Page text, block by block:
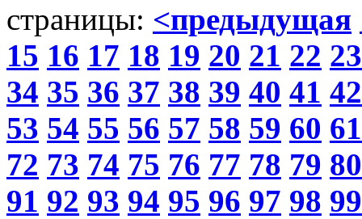
страницы: <предыдущая
15 16 17 18 19 20 21 22 23
34 35 36 37 38 39 40 41 42
53 54 55 56 57 58 59 60 61
72 73 74 75 76 77 78 79 80
91 92 93 94 95 96 97 98 99